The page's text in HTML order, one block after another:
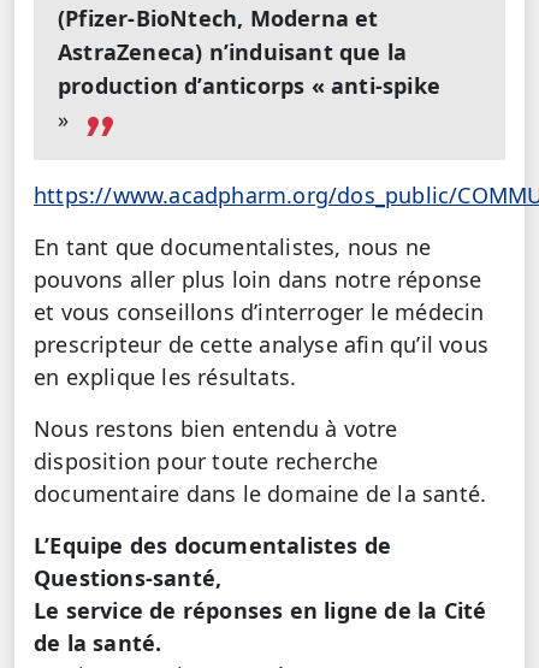
(Pfizer-BioNtech, Moderna et
AstraZeneca) n’induisant que la
production d’anticorps « anti-spike
»
https://www.acadpharm.org/dos_public/
En tant que documentalistes, nous ne
pouvons aller plus loin dans notre réponse
et vous conseillons d’interroger le médecin
prescripteur de cette analyse afin qu’il vous
en explique les résultats.
Nous restons bien entendu à votre
disposition pour toute recherche
documentaire dans le domaine de la santé.
L’Equipe des documentalistes de
Questions-santé,
Le service de réponses en ligne de la Cité
de la santé.